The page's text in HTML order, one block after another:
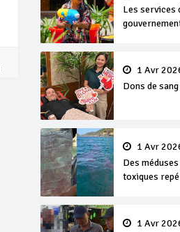
Les services
Songkran
1 Avr
Dons de
1 Avr
Des méduses
toxiques
1 Avr